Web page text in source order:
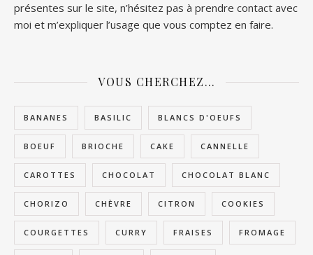
présentes sur le site, n’hésitez pas à prendre contact avec
moi et m’expliquer l’usage que vous comptez en faire.
VOUS CHERCHEZ…
BANANES BASILIC BLANCS D'OEUFS
BOEUF BRIOCHE CAKE CANNELLE
CAROTTES CHOCOLAT CHOCOLAT BLANC
CHORIZO CHÈVRE CITRON COOKIES
COURGETTES CURRY FRAISES FROMAGE